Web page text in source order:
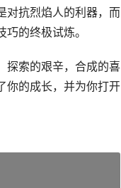
对抗烈焰人的利器，而
的终极试炼。
探索的艰辛，合成的喜
你的成长，并为你打开